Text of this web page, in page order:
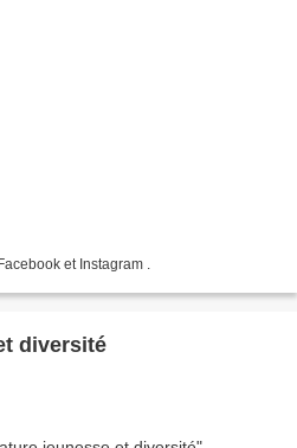
et Instagram .
diversité